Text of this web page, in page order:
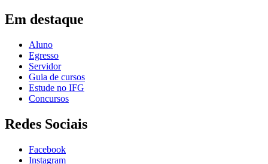
Em destaque
Aluno
Egresso
Servidor
Guia de cursos
Estude no IFG
Concursos
Redes Sociais
Facebook
Instagram